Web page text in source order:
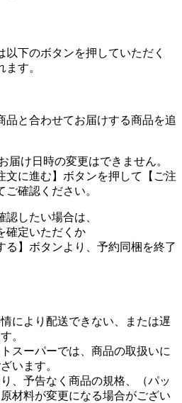
下のボタンを押していただく
す。
品と合わせてお届けする商品を追
届け日時の変更はできません。
文に進む】ボタンを押して【ご注
確認ください。
したい場合は、
確定いただくか
る】ボタンより、予約同梱を終了
により配送できない、または遅
。
スーパーでは、商品の取扱いに
います。
、予告なく商品の規格、（パッ
材料が変更になる場合がござい